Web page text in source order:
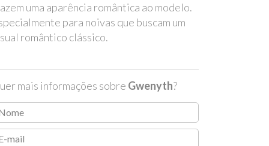
uma aparência romântica ao modelo.
para noivas que buscam um
romântico clássico.
mais informações sobre Gwenyth?